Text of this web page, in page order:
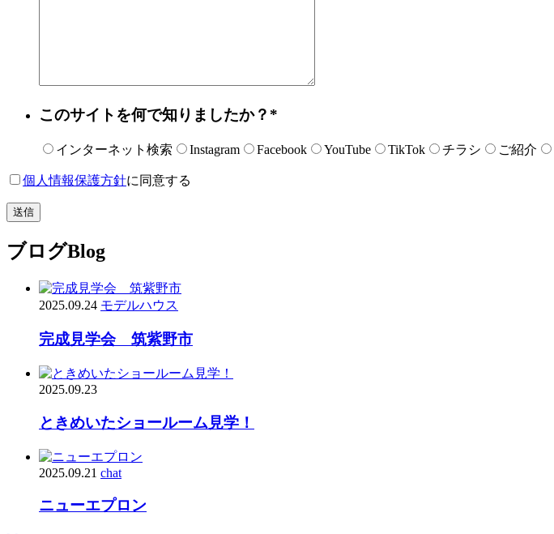
このサイトを何で知りましたか？*
インターネット検索 Instagram Facebook YouTube TikTok チラシ ご紹介
個人情報保護方針に同意する
ブログBlog
2025.09.24 モデルハウス
完成見学会 筑紫野市
2025.09.23
ときめいたショールーム見学！
2025.09.21 chat
ニューエプロン